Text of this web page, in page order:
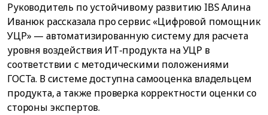
Руководитель по устойчивому развитию IBS Алина
Иванюк рассказала про сервис «Цифровой помощник
УЦР» — автоматизированную систему для расчета
уровня воздействия ИТ-продукта на УЦР в
соответствии с методическими положениями
ГОСТа. В системе доступна самооценка владельцем
продукта, а также проверка корректности оценки со
стороны экспертов.